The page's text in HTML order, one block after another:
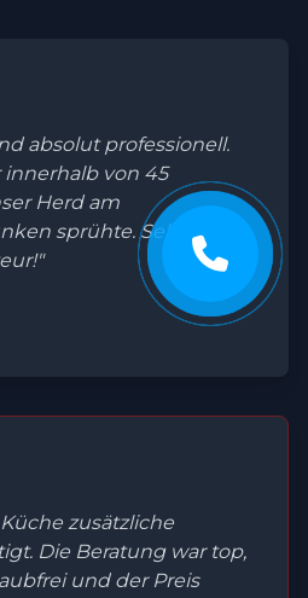
absolut professionell.
von 45
Herd am
sprühte. Sehr
zusätzliche
Die Beratung war top,
und der Preis